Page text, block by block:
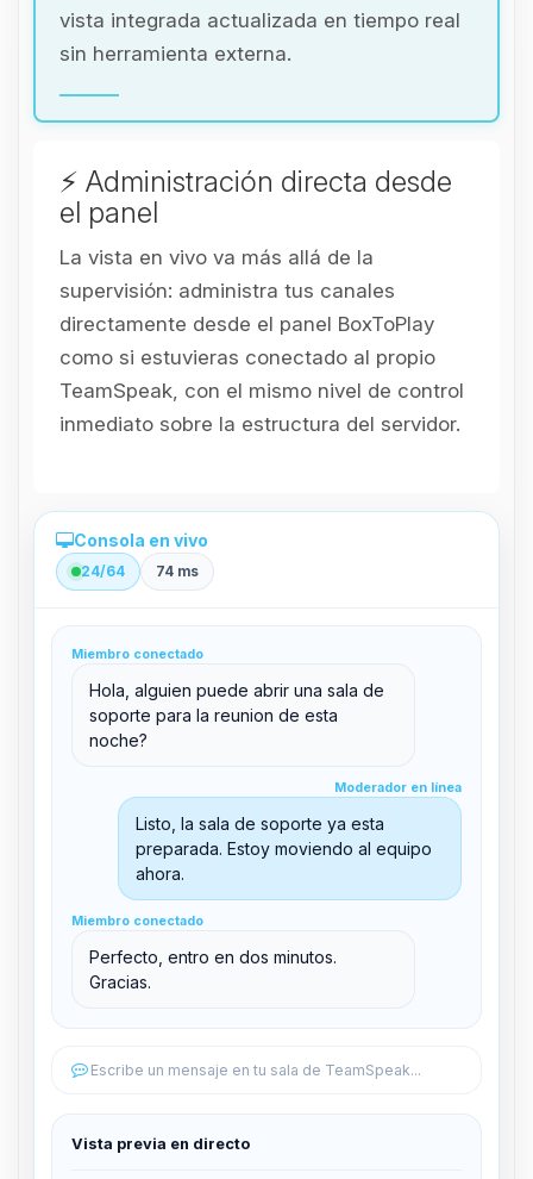
vista integrada actualizada en tiempo real
sin herramienta externa.
⚡ Administración directa desde
el panel
La vista en vivo va más allá de la
supervisión: administra tus canales
directamente desde el panel BoxToPlay
como si estuvieras conectado al propio
TeamSpeak, con el mismo nivel de control
inmediato sobre la estructura del servidor.
Consola en vivo
24/64 74 ms
Miembro conectado
Hola, alguien puede abrir una sala de
soporte para la reunion de esta
noche?
Moderador en línea
Listo, la sala de soporte ya esta
preparada. Estoy moviendo al equipo
ahora.
Miembro conectado
Perfecto, entro en dos minutos.
Gracias.
Escribe un mensaje en tu sala de TeamSpeak...
Vista previa en directo
support@boxtoplay.com
Sala principal
Miembro conectado
Sala de soporte
Editar permisos
Expulsar del canal